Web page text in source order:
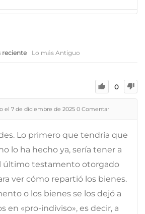
reciente Lo más Antiguo
0
el 7 de diciembre de 2025 0 Comentar
Lo primero que tendría que
lo ha hecho ya, sería tener a
último testamento otorgado
ver cómo repartió los bienes.
o los bienes se los dejó a
en «pro-indiviso», es decir, a